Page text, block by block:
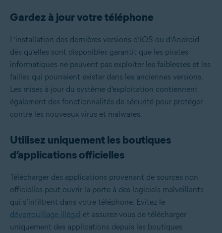
Gardez à jour votre téléphone
L’installation des dernières versions d’iOS ou d’Android
dès qu’elles sont disponibles garantit que les pirates
informatiques ne peuvent pas exploiter les faiblesses et les
failles qui pourraient exister dans les anciennes versions.
Les mises à jour du système d’exploitation contiennent
également des fonctionnalités de sécurité pour protéger
contre les nouveaux virus et malwares.
Utilisez uniquement les boutiques
d’applications officielles
Télécharger des applications provenant de sources non
officielles peut ouvrir la porte à des logiciels malveillants
qui s’infiltrent dans votre téléphone. Évitez le
déverrouillage illégal et assurez-vous de télécharger
uniquement des applications depuis les boutiques